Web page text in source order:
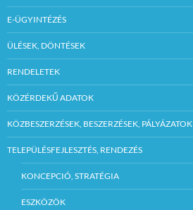
E-ÜGYINTÉZÉS
ÜLÉSEK, DÖNTÉSEK
RENDELETEK
KÖZÉRDEKŰ ADATOK
KÖZBESZERZÉSEK, BESZERZÉSEK, PÁLYÁZATOK
TELEPÜLÉSFEJLESZTÉS, RENDEZÉS
KONCEPCIÓ, STRATÉGIA
ESZKÖZÖK